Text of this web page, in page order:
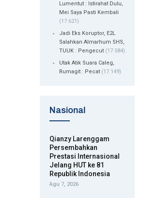
Lumentut : Istirahat Dulu,
Mei Saya Pasti Kembali
(17.621)
Jadi Eks Koruptor, E2L
Salahkan Almarhum SHS,
TUUK : Pengecut (17.584)
Utak Atik Suara Caleg,
Rumagit : Pecat (17.149)
Nasional
Qianzy Larenggam
Persembahkan
Prestasi Internasional
Jelang HUT ke 81
Republik Indonesia
Agu 7, 2026